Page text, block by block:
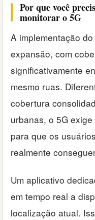
Por que você
monitorar o 5G
A implementação
expansão, com
significativamente
mesmo ruas.
cobertura
urbanas, o 5G
para que os
realmente
Um aplicativo
em tempo real a
localização atual.